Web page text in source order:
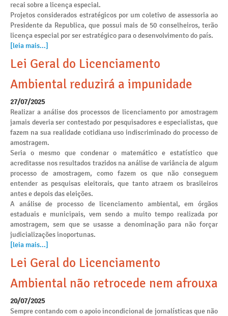
recai sobre a licença especial.
Projetos considerados estratégicos por um coletivo de assessoria ao
Presidente da Republica, que possui mais de 50 conselheiros, terão
licença especial por ser estratégico para o desenvolvimento do país.
[leia mais...]
Lei Geral do Licenciamento
Ambiental reduzirá a impunidade
27/07/2025
Realizar a análise dos processos de licenciamento por amostragem
jamais deveria ser contestado por pesquisadores e especialistas, que
fazem na sua realidade cotidiana uso indiscriminado do processo de
amostragem.
Seria o mesmo que condenar o matemático e estatístico que
acreditasse nos resultados trazidos na análise de variância de algum
processo de amostragem, como fazem os que não conseguem
entender as pesquisas eleitorais, que tanto atraem os brasileiros
antes e depois das eleições.
A análise de processo de licenciamento ambiental, em órgãos
estaduais e municipais, vem sendo a muito tempo realizada por
amostragem, sem que se usasse a denominação para não forçar
judicializações inoportunas.
[leia mais...]
Lei Geral do Licenciamento
Ambiental não retrocede nem afrouxa
20/07/2025
Sempre contando com o apoio incondicional de jornalísticas que não